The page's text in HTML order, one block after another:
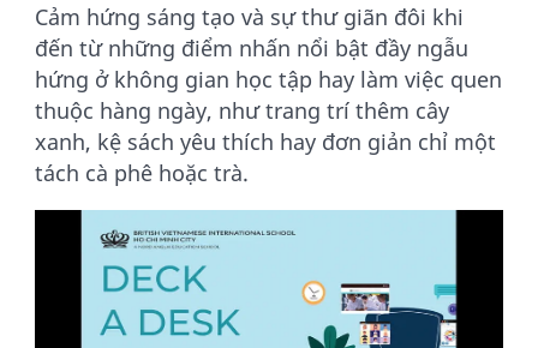
Cảm hứng sáng tạo và sự thư giãn đôi khi
đến từ những điểm nhấn nổi bật đầy ngẫu
hứng ở không gian học tập hay làm việc quen
thuộc hàng ngày, như trang trí thêm cây
xanh, kệ sách yêu thích hay đơn giản chỉ một
tách cà phê hoặc trà.